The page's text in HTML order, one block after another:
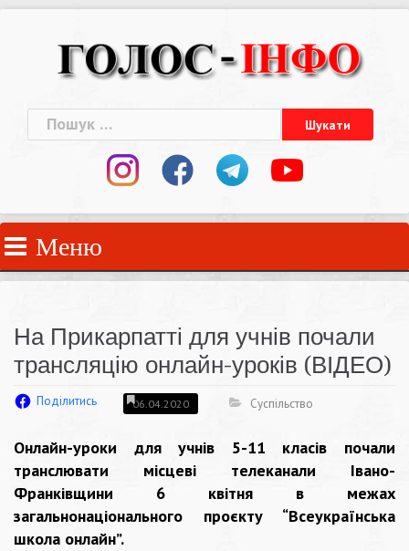
Пошук:
Меню
На Прикарпатті для учнів почали
трансляцію онлайн-уроків (ВІДЕО)
Поділитись 06.04.2020 Суспільство
Онлайн-уроки для учнів 5-11 класів почали
транслювати місцеві телеканали Івано-
Франківщини 6 квітня в межах
загальнонаціонального проєкту “Всеукраїнська
школа онлайн”.